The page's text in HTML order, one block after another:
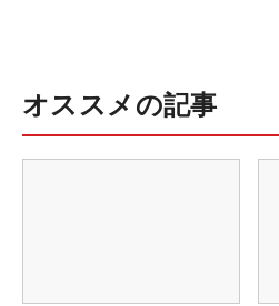
オススメの記事